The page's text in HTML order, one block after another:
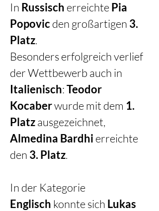
In Russisch erreichte Pia
Popovic den großartigen 3.
Platz.
Besonders erfolgreich verlief
der Wettbewerb auch in
Italienisch: Teodor
Kocaber wurde mit dem 1.
Platz ausgezeichnet,
Almedina Bardhi erreichte
den 3. Platz.
In der Kategorie
Englisch konnte sich Lukas